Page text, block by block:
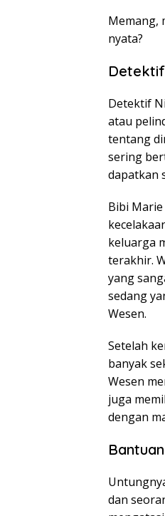
Memang,
nyata?
Detektif
atau
tentang
sering
dapatkan
Bibi
keluarga
terakhir.
yang
sedang
Wesen.
Setelah
banyak
Wesen
juga
dengan
dan